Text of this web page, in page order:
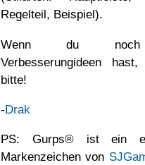
Regelteil, Beispiel).
Wenn du noch
Verbesserungideen
bitte!
-Drak
PS: Gurps® ist ein
Markenzeichen von